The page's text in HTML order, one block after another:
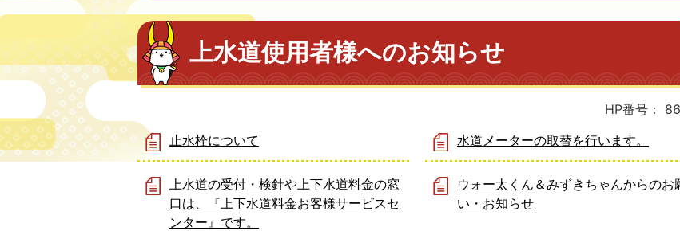
上水道使用者様へのお知らせ
HP番号：
止水栓について
水道メーターの取替を行います。
上水道の受付・検針や上下水道料金の窓
口は、『上下水道料金お客様サービスセ
ンター』です。
ウォー太くん＆みずきちゃんからのお
い・お知らせ